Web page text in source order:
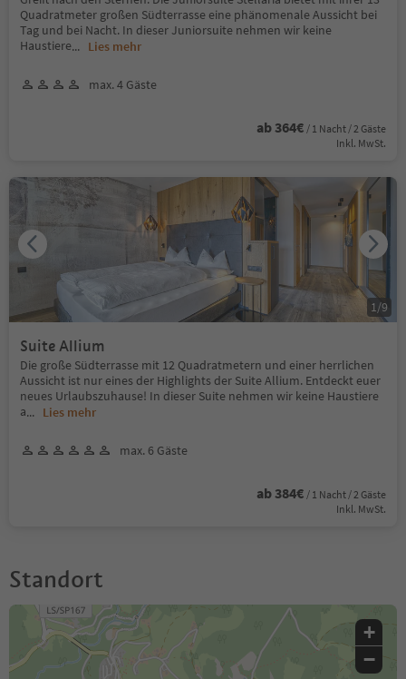
Quadratmeter großen Südterrasse eine phänomenale Aussicht bei
Tag und bei Nacht. In dieser Juniorsuite nehmen wir keine
Haustiere... Lies mehr
max. 4 Gäste
ab 364€ / 1 Nacht / 2 Gäste
Inkl. MwSt.
Suite Allium
Die große Südterrasse mit 12 Quadratmetern und einer herrlichen
Aussicht ist nur eines der Highlights der Suite Allium. Entdeckt euer
neues Urlaubszuhause! In dieser Suite nehmen wir keine Haustiere
a... Lies mehr
max. 6 Gäste
ab 384€ / 1 Nacht / 2 Gäste
Inkl. MwSt.
1 /9
Standort
+
−